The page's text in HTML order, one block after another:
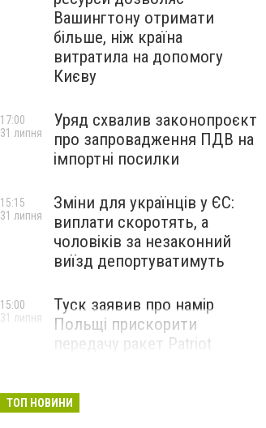
Вашингтону отримати
більше, ніж країна
витратила на допомогу
Києву
Уряд схвалив законопроєкт
про запровадження ПДВ на
імпортні посилки
17:00
31 липня
Зміни для українців у ЄС:
виплати скоротять, а
чоловіків за незаконний
виїзд депортуватимуть
15:15
31 липня
Туск заявив про намір
Польщі прискорити
передачу ракет Patriot
15:00
31 липня
ТОП НОВИНИ